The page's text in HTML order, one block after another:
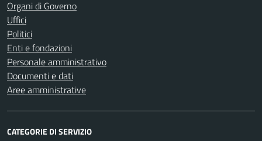
Organi di Governo
Uffici
Politici
Enti e fondazioni
Personale amministrativo
Documenti e dati
Aree amministrative
CATEGORIE DI SERVIZIO